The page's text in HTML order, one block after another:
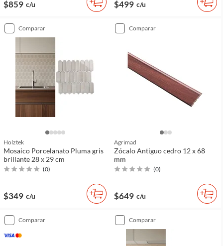
$859 c/u $499 c/u
comparar
Holztek
Mosaico Porcelanato Pluma gris
brillante 28 x 29 cm
(0)
$349 c/u
comparar
Agrimad
Zócalo Antiguo cedro 12 x 68
mm
(0)
$649 c/u
comparar comparar